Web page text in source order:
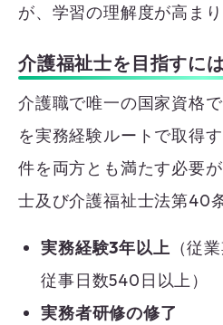
が、学習の理解度が高ま
介護福祉士を目指すには
介護職で唯一の国家資格
を実務経験ルートで取得
件を両方とも満たす必要
士及び介護福祉士法第40条
実務経験3年以上 （従
従事日数540日以上）
実務者研修の修了